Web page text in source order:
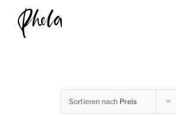
content
Sortieren nach Preis